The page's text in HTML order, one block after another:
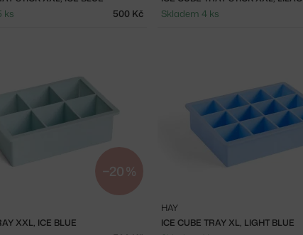
ks 500 Kč Skladem 4 ks
−20 %
XXL, ICE BLUE ICE CUBE TRAY XL, LIGHT BLUE
HAY